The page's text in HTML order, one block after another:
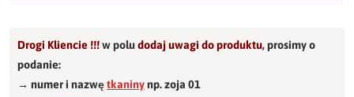
Drogi Kliencie !!!w poludodaj uwagi do produktu,prosimy o
podanie:
→ numer i nazwętkaninynp. zoja 01